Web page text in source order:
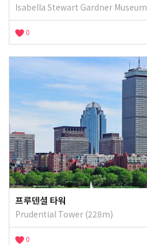
Isabella Stewart Gardner Museum
0
프루덴셜 타워
Prudential Tower (228m)
0